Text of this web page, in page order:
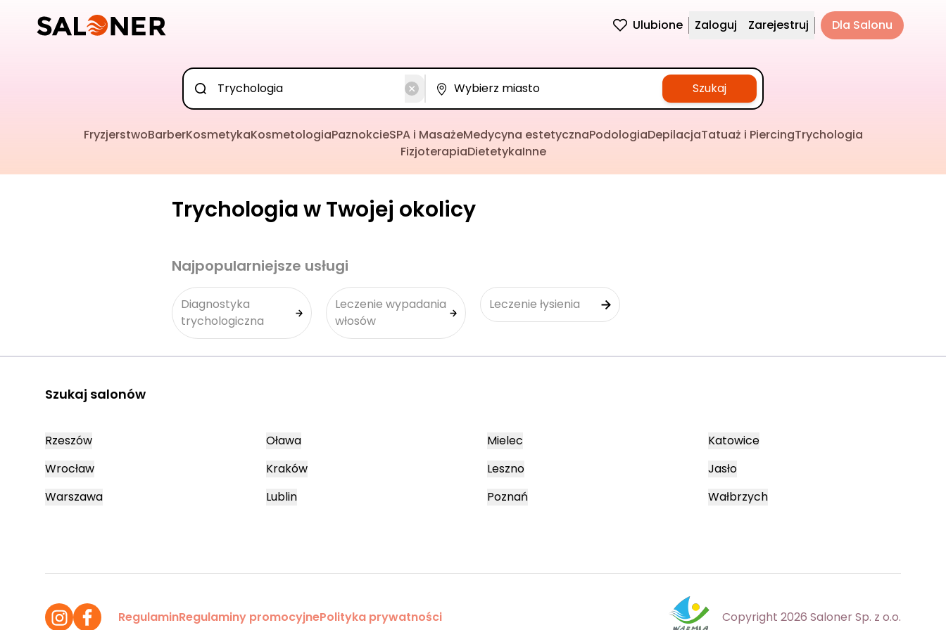
Ulubione Zaloguj Zarejestruj Dla Salonu
Szukaj
FryzjerstwoBarberKosmetykaKosmetologiaPaznokcieSPA i MasażeMedycyna estetycznaPodologiaDepilacjaTatuaż i PiercingTrychologia
FizjoterapiaDietetykaInne
Trychologia w Twojej okolicy
Najpopularniejsze usługi
Diagnostyka
trychologiczna
Leczenie wypadania
włosów
Leczenie łysienia
Szukaj salonów
Rzeszów
Wrocław
Warszawa
Oława
Kraków
Lublin
Mielec
Leszno
Poznań
Katowice
Jasło
Wałbrzych
RegulaminRegulaminy promocyjnePolityka prywatności Copyright 2026 Saloner Sp. z o.o.